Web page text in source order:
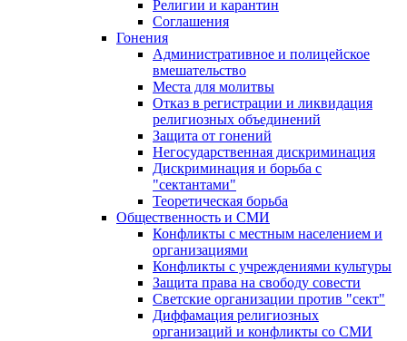
Религии и карантин
Соглашения
Гонения
Административное и полицейское
вмешательство
Места для молитвы
Отказ в регистрации и ликвидация
религиозных объединений
Защита от гонений
Негосударственная дискриминация
Дискриминация и борьба с
"сектантами"
Теоретическая борьба
Общественность и СМИ
Конфликты с местным населением и
организациями
Конфликты с учреждениями культуры
Защита права на свободу совести
Светские организации против "сект"
Диффамация религиозных
организаций и конфликты со СМИ